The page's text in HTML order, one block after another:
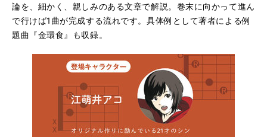
論を、細かく、親しみのある文章で解説。巻末に向かって進ん
で行けば1曲が完成する流れです。具体例として著者による例
題曲『金環食』も収録。